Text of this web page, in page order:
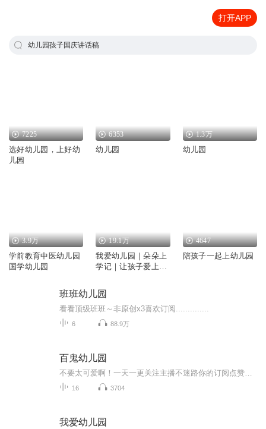
打开APP
幼儿园孩子国庆讲话稿
7225
选好幼儿园，上好幼
儿园
6353
幼儿园
1.3万
幼儿园
3.9万
学前教育中医幼儿园
国学幼儿园
19.1万
我爱幼儿园｜朵朵上
学记｜让孩子爱上幼
｜学习上幼儿园必备
小本领
4647
陪孩子一起上幼儿园
班班幼儿园
看看顶级班班～非原创x3喜欢订阅..............
6 88.9万
百鬼幼儿园
16 3704
我爱幼儿园